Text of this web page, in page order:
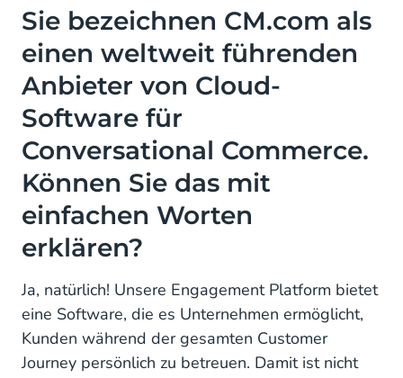
Sie bezeichnen CM.com als einen weltweit
führenden Anbieter von Cloud-Software für
Conversational Commerce. Können Sie das mit
einfachen Worten erklären?
Was unterscheidet Sie von Ihren Mitbewerbern?
KI ist offensichtlich der Trend. Arbeiten Sie schon
lange daran und haben Sie einen bestimmten
Ansatz?
Was genau sind AI-Agents? Können Sie das
erklären?
Wie wird sich der Sektor Ihrer Meinung nach
weiterentwickeln?
Bestimmte Probleme im Kundenservice, wie z. B.
unsere Mehrsprachigkeit, scheinen sich von selbst
Sie bezeichnen CM.com als
einen weltweit führenden
Anbieter von Cloud-
Software für
Conversational Commerce.
Können Sie das mit
einfachen Worten
erklären?
Ja, natürlich! Unsere Engagement Platform bietet
eine Software, die es Unternehmen ermöglicht,
Kunden während der gesamten Customer
Journey persönlich zu betreuen. Damit ist nicht